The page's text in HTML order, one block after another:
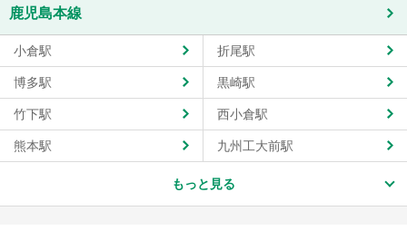
鹿児島本線
小倉駅 折尾駅
博多駅 黒崎駅
竹下駅 西小倉駅
熊本駅 九州工大前駅
もっと見る